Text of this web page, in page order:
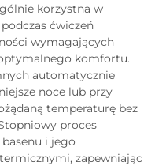
korzystna w
ćwiczeń
wymagających
komfortu.
automatycznie
noce lub przy
temperaturę bez
proces
i jego
zapewniając